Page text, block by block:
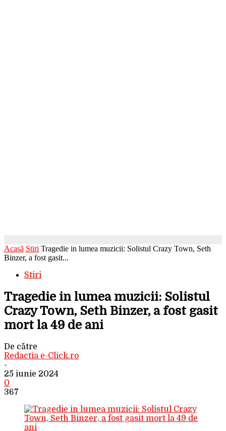
Acasă Stiri Tragedie in lumea muzicii: Solistul Crazy Town, Seth
Binzer, a fost gasit...
Stiri
Tragedie in lumea muzicii: Solistul
Crazy Town, Seth Binzer, a fost gasit
mort la 49 de ani
De către
Redactia e-Click.ro
-
25 iunie 2024
0
367